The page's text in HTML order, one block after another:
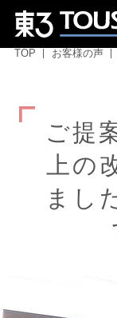
TOP お客様の声
ご提
上 の
ま し